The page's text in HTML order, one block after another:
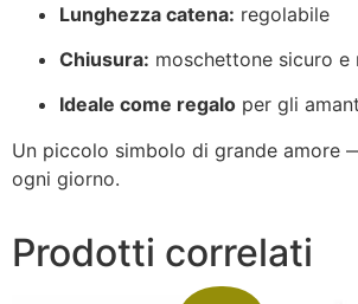
Lunghezza catena: regolabile
Chiusura: moschettone sicuro e
Ideale come regalo per gli
Un piccolo simbolo di grande amore
ogni giorno.
Prodotti correlati